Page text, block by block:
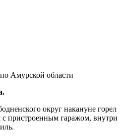
Амурской области
округ накануне горел
пристроенным гаражом, внутри